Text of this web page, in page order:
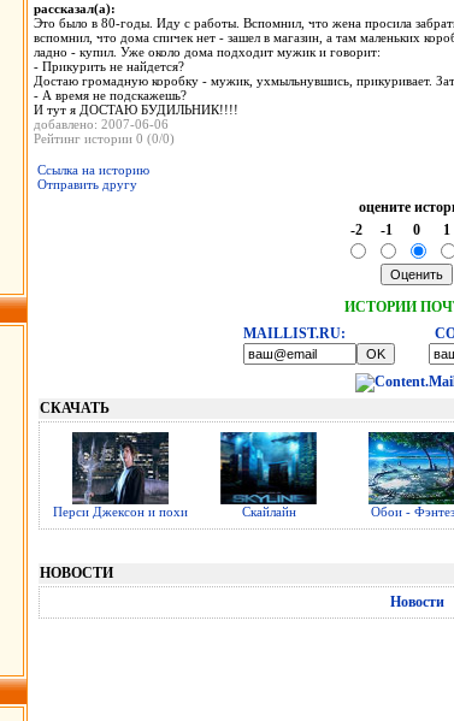
рассказал(а):
Это было в 80-годы. Иду с работы. Вспомнил, что жена просила
вспомнил, что дома спичек нет - зашел в магазин, а там маленьких
ладно - купил. Уже около дома подходит мужик и говорит:
- Прикурить не найдется?
Достаю громадную коробку - мужик, ухмыльнувшись, прикуривает.
- А время не подскажешь?
И тут я ДОСТАЮ БУДИЛЬНИК!!!!
добавлено: 2007-06-06
Рейтинг истории 0 (0/0)
Ссылка на историю
Отправить другу
оцените
-2
-1 0 1
ИСТОРИИ
MAILLIST.RU:
СКАЧАТЬ
Перси Джексон и похи Скайлайн Обои -
НОВОСТИ
Новости